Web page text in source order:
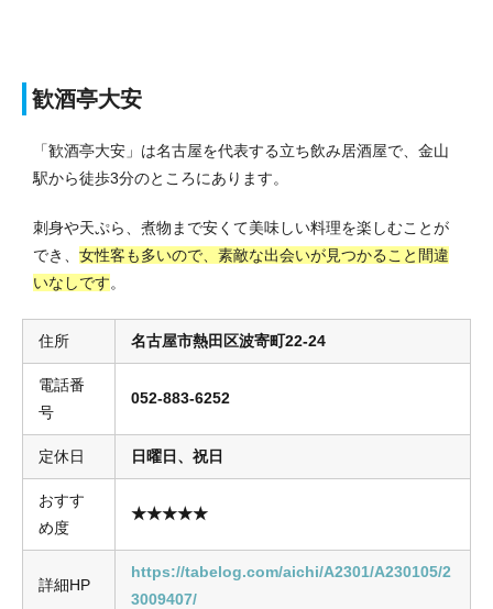
歓酒亭大安
「歓酒亭大安」は名古屋を代表する立ち飲み居酒屋で、金山
駅から徒歩3分のところにあります。
刺身や天ぷら、煮物まで安くて美味しい料理を楽しむことが
でき、 女性客も多いので、素敵な出会いが見つかること間違
いなしです。
住所 名古屋市熱田区波寄町22-24
電話番
号
052-883-6252
定休日 日曜日、祝日
おすす
め度
★★★★★
詳細HP
https://tabelog.com/aichi/A2301/A230105/2
3009407/